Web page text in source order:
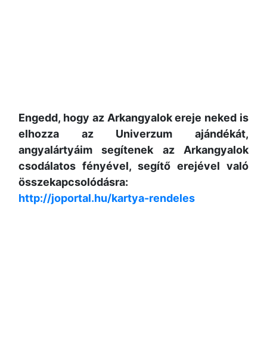
Engedd, hogy az Arkangyalok ereje neked is
elhozza az Univerzum ajándékát,
angyalártyáim segítenek az Arkangyalok
csodálatos fényével, segítő erejével való
összekapcsolódásra:
http://joportal.hu/kartya-rendeles